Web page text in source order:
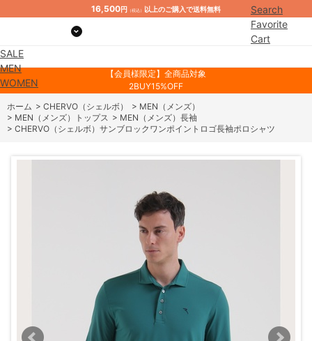
16,500円 （税込） 以上のご購入で送料無料
Search
Favorite
Cart
SALE
MEN
WOMEN
【会員様限定】全商品対象
2BUY15%OFF
ホーム > CHERVO（シェルボ） > MEN（メンズ）
> MEN（メンズ）トップス > MEN（メンズ）長袖
> CHERVO（シェルボ）サンブロックワンポイントロゴ長袖ポロシャツ